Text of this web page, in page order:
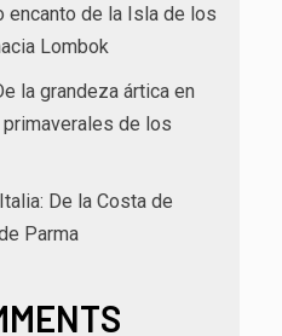
encanto de la Isla de los
Lombok
la grandeza ártica en
de los
De la Costa de
Parma